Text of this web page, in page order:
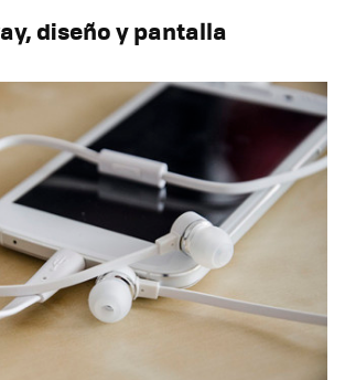
diseño y pantalla